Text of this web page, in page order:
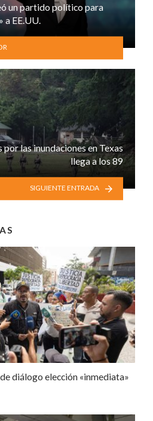
un partido político para
a EE.UU.
las inundaciones en Texas
llega a los 89
SIGUIENTE ENTRADA
diálogo elección «inmediata»